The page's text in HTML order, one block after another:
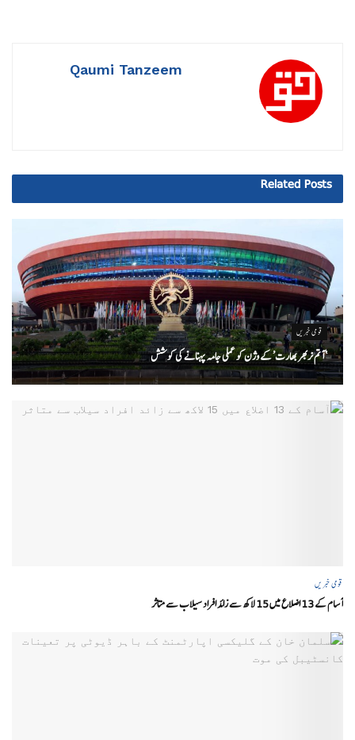
Qaumi Tanzeem
Related Posts
قومی خبریں
‘ آتم نربھر بھارت’ کے وژن کو عملی جامہ پہنانے کی کوشش
قومی خبریں
آسام کے 13 اضلاع میں 15 لاکھ سے زائد افراد سیلاب سے متاثر